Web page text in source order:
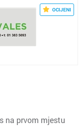
OCIJENI
na prvom mjestu